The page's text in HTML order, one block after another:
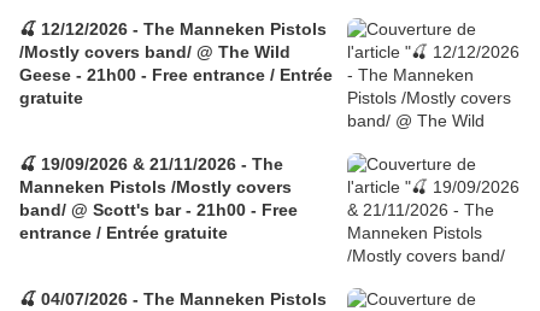
🍒 12/12/2026 - The Manneken Pistols
/Mostly covers band/ @ The Wild
Geese - 21h00 - Free entrance / Entrée
gratuite
🍒 19/09/2026 & 21/11/2026 - The
Manneken Pistols /Mostly covers
band/ @ Scott's bar - 21h00 - Free
entrance / Entrée gratuite
🍒 04/07/2026 - The Manneken Pistols